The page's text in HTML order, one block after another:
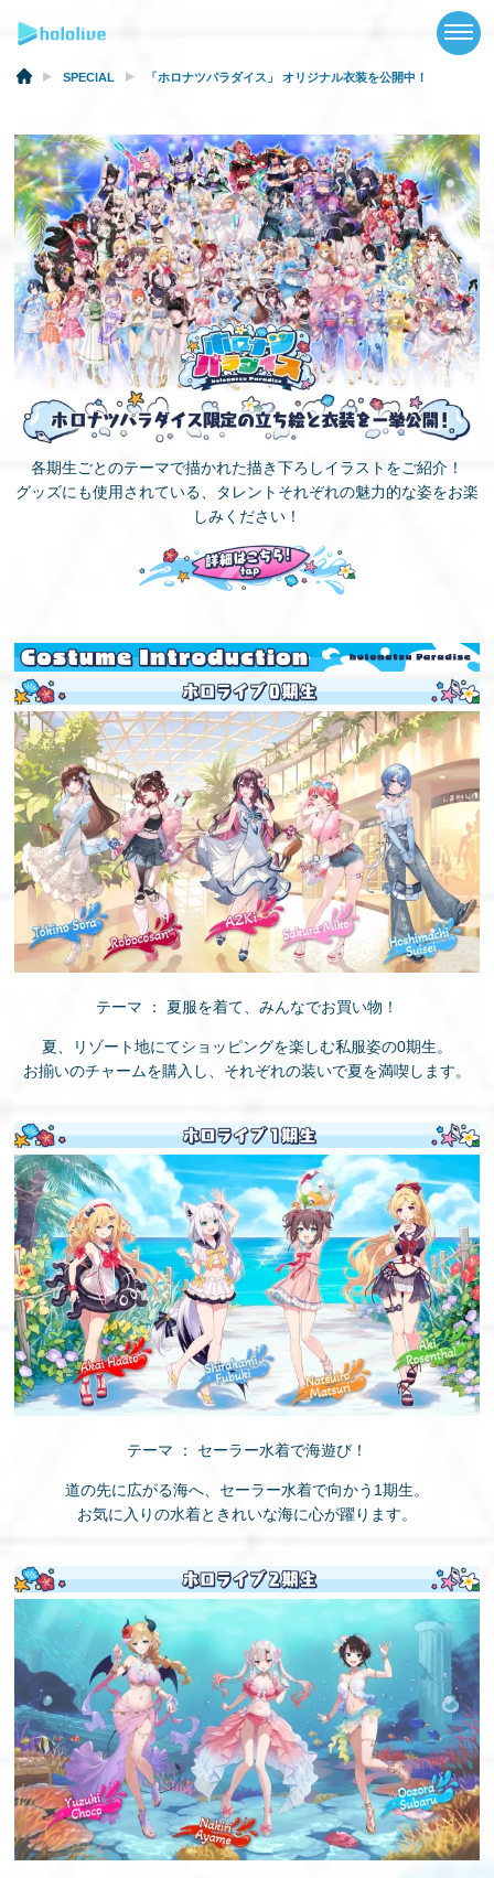
NEWS
TALENT
SCHEDULE
EVENTS
VIDEOS
MUSIC
GOODS
SPECIAL
SPECIAL 「ホロナツパラダイス」 オリジナル衣装を公開中！
各期生ごとのテーマで描かれた描き下ろしイラストをご紹介！
グッズにも使用されている、タレントそれぞれの魅力的な姿をお楽
しみください！
テーマ ： 夏服を着て、みんなでお買い物！
夏、リゾート地にてショッピングを楽しむ私服姿の0期生。
お揃いのチャームを購入し、それぞれの装いで夏を満喫します。
テーマ ： セーラー水着で海遊び！
道の先に広がる海へ、セーラー水着で向かう1期生。
お気に入りの水着ときれいな海に心が躍ります。